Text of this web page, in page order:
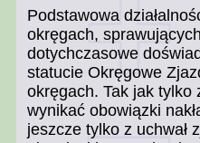
Podstawowa
okręgach,
dotychczasowe
statucie Okręgowe
okręgach. Tak jak tylko
wynikać obowiązki
jeszcze tylko z uchwał